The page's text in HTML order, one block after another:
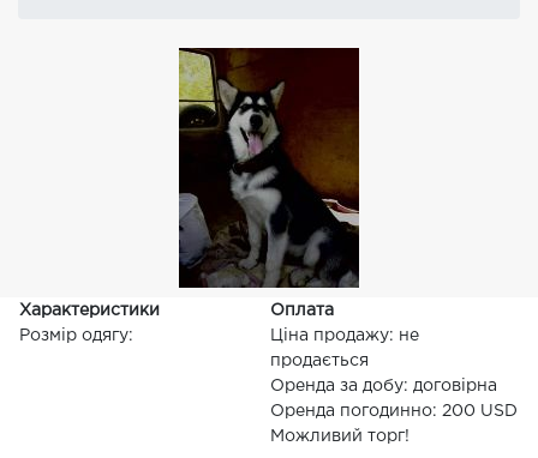
Характеристики
Розмір одягу:
Оплата
Ціна продажу: не
продається
Оренда за добу: договірна
Оренда погодинно: 200 USD
Можливий торг!